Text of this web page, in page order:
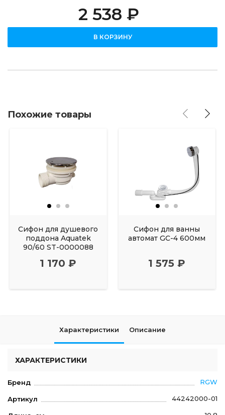
2 538 ₽
В КОРЗИНУ
Похожие товары
Сифон для душевого
поддона Aquatek
90/60 ST-0000088
1 170 ₽
Сифон для ванны
автомат GC-4 600мм
1 575 ₽
Характеристики Описание
ХАРАКТЕРИСТИКИ
Бренд RGW
Артикул 44242000-01